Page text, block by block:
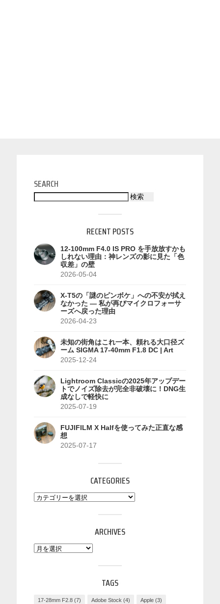
SEARCH
検索
RECENT POSTS
12-100mm F4.0 IS PRO を手放放すかも
しれない理由：神レンズの影に見た「色
収差」の壁
2026-05-04
X-T5の「謎のピンボケ」への不安が拭え
なかった — 私が再びマイクロフォーサ
ーズへ戻った理由
2026-04-23
未知の街角はこれ一本、頼れる大口径ズ
ーム SIGMA 17-40mm F1.8 DC | Art
2025-12-24
Lightroom Classicの2025年アップデー
トでノイズ除去が完全非破壊に！DNG生
成なしで軽快に
2025-07-19
FUJIFILM X Halfを使ってみた正直な感
想
2025-07-17
CATEGORIES
ARCHIVES
TAGS
17-28mm F2.8(7) Adobe Stock(4) Apple(3)